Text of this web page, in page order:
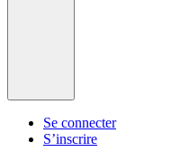
Se connecter
S’inscrire